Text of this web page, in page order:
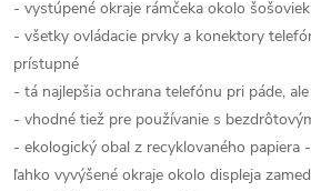
- vystúpené okraje rámčeka okolo
- všetky ovládacie prvky a konektory
prístupné
- tá najlepšia ochrana telefónu pri páde,
- vhodné tiež pre používanie s
- ekologický obal z recyklovaného papiera -
ľahko vyvýšené okraje okolo displeja